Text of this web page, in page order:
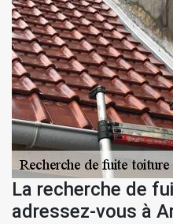
La recherche de
adressez-vous à